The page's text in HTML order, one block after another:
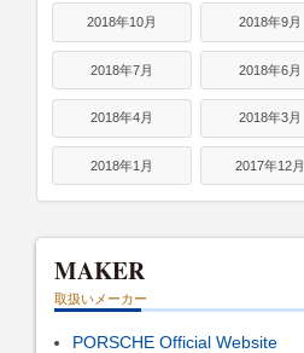
2018年10月 2018年9月
2018年7月 2018年6月
2018年4月 2018年3月
2018年1月 2017年12月
MAKER
取扱いメーカー
PORSCHE Official Website